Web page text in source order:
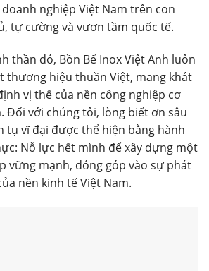
nghiệp Việt Nam trên con
tự cường và vươn tầm quốc tế.
thần đó, Bồn Bể Inox Việt Anh luôn
thương hiệu thuần Việt, mang khát
vị thế của nền công nghiệp cơ
Đối với chúng tôi, lòng biết ơn sâu
tụ vĩ đại được thể hiện bằng hành
Nỗ lực hết mình để xây dựng một
vững mạnh, đóng góp vào sự phát
nền kinh tế Việt Nam.